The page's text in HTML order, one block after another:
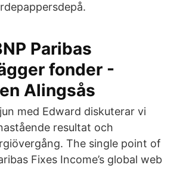
Paribas
fonder -
Alingsås
med Edward diskuterar vi
resultat och
The single point of
Fixes Income’s global web